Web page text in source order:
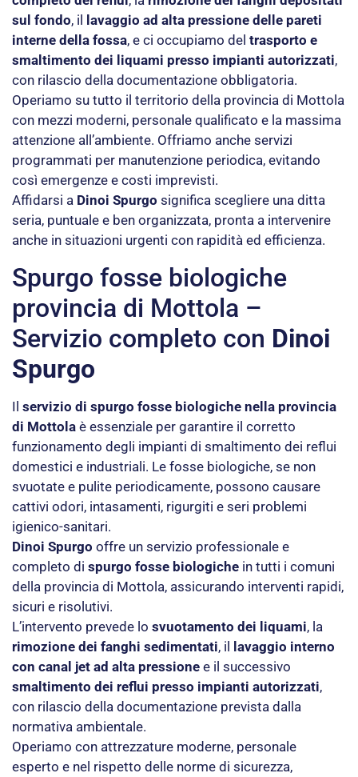
sul fondo, il
lavaggio ad alta pressione delle pareti
interne della fossa, e ci occupiamo del trasporto e
smaltimento dei liquami presso impianti autorizzati,
con rilascio della documentazione obbligatoria.
Operiamo su tutto il territorio della provincia di Mottola
con mezzi moderni, personale qualificato e la massima
attenzione all’ambiente. Offriamo anche servizi
programmati per manutenzione periodica, evitando
così emergenze e costi imprevisti.
Affidarsi a Dinoi Spurgo significa scegliere una ditta
seria, puntuale e ben organizzata, pronta a intervenire
anche in situazioni urgenti con rapidità ed efficienza.
Spurgo fosse biologiche
provincia di Mottola –
Servizio completo con Dinoi
Spurgo
Il servizio di spurgo fosse biologiche nella provincia
di Mottola è essenziale per garantire il corretto
funzionamento degli impianti di smaltimento dei reflui
domestici e industriali. Le fosse biologiche, se non
svuotate e pulite periodicamente, possono causare
cattivi odori, intasamenti, rigurgiti e seri problemi
igienico-sanitari.
Dinoi Spurgo offre un servizio professionale e
completo di spurgo fosse biologiche in tutti i comuni
della provincia di Mottola, assicurando interventi rapidi,
sicuri e risolutivi.
L’intervento prevede lo svuotamento dei liquami, la
rimozione dei fanghi sedimentati, il lavaggio interno
con canal jet ad alta pressione e il successivo
smaltimento dei reflui presso impianti autorizzati,
con rilascio della documentazione prevista dalla
normativa ambientale.
Operiamo con attrezzature moderne, personale
esperto e nel rispetto delle norme di sicurezza,